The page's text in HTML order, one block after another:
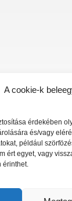
A cookie-k
érdekében
és/vagy
például
ért egyet, vagy
érinthet.